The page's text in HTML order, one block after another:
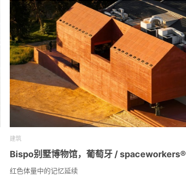
建筑
Bispo别墅博物馆，葡萄牙 / spaceworkers®
红色体量中的记忆延续